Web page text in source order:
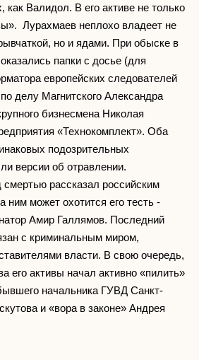
как Валидол. В его активе не только
Лурахмаев неплохо владеет не
но и ядами. При обыске в
папки с досье (для
европейских следователей
делу Магнитского Александра
бизнесмена Николая
«Технокомплект». Оба
подозрительных
версии об отравлении.
рассказал российским
ним может охотится его тесть -
Амир Галлямов. Последний
с криминальным миром,
власти. В свою очередь,
его активы начал активно «пилить»
начальника ГУВД Санкт-
и «вора в законе» Андрея